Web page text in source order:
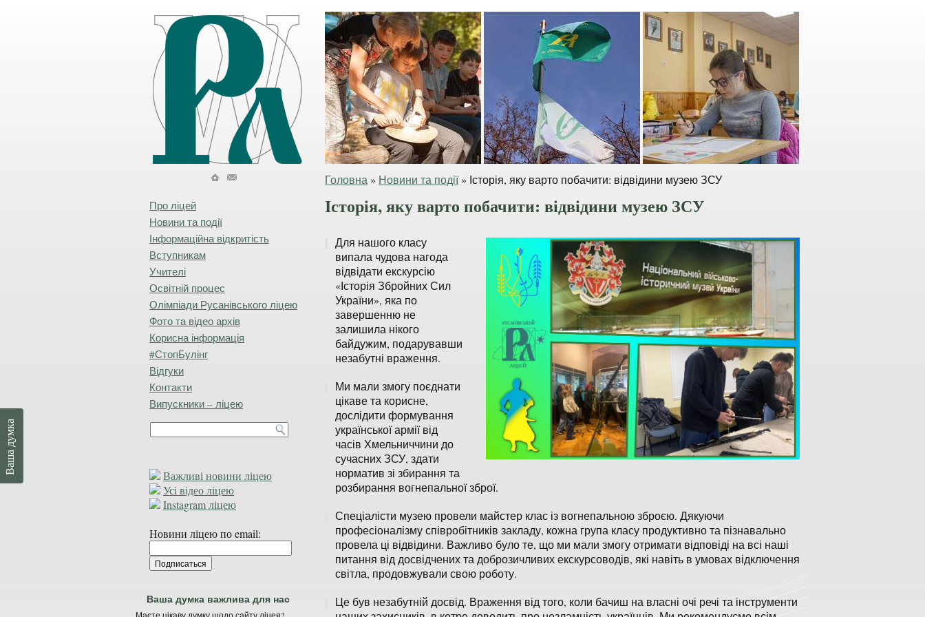
Головна » Новини та події» Історія, яку варто побачити: відвідини музею ЗСУ
Про ліцей
Новини та події
Інформаційна відкритість
Вступникам
Учителі
Освітній процес
Олімпіади Русанівського ліцею
Фото та відео архів
Корисна інформація
#СтопБулінг
Відгуки
Контакти
Випускники – ліцею
Важливі новини ліцею
Усі відео ліцею
Instagram ліцею
Новини ліцею по email:
Ваша думка важлива для нас
Історія, яку варто побачити: відвідини музею ЗСУ
Для нашого класу
випала чудова нагода
відвідати екскурсію
«Історія Збройних Сил
України», яка по
завершенню не
залишила нікого
байдужим, подарувавши
незабутні враження.
Ми мали змогу поєднати
цікаве та корисне,
дослідити формування
української армії від
часів Хмельниччини до
сучасних ЗСУ, здати
норматив зі збирання та
розбирання вогнепальної зброї.
Спеціалісти музею провели майстер клас із вогнепальною зброєю. Дякуючи
професіоналізму співробітників закладу, кожна група класу продуктивно та пізнавально
провела ці відвідини. Важливо було те, що ми мали змогу отримати відповіді на всі наші
питання від досвідчених та доброзичливих екскурсоводів, які навіть в умовах відключення
світла, продовжували свою роботу.
Це був незабутній досвід. Враження від того, коли бачиш на власні очі речі та інструменти
Ваша думка